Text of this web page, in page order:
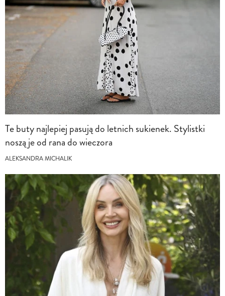
Te buty najlepiej pasują do letnich sukienek. Stylistki
noszą je od rana do wieczora
ALEKSANDRA MICHALIK